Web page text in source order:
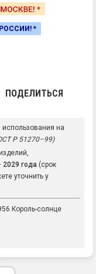
*
ПОДЕЛИТЬСЯ
на
Р 51270–99)
2029 года (срок
уточнить у
Король-солнце